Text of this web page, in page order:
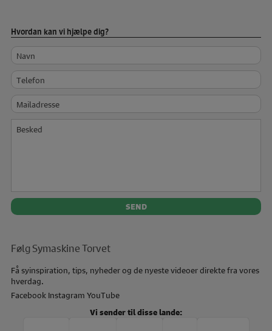
Hvordan kan vi hjælpe dig?
Navn
Telefon
Mailadresse
Besked
Følg Symaskine Torvet
Få syinspiration, tips, nyheder og de nyeste videoer direkte fra vores
hverdag.
Facebook Instagram YouTube
Vi sender til disse lande: